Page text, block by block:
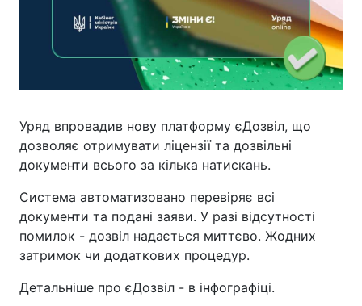
Уряд впровадив нову платформу єДозвіл, що
дозволяє отримувати ліцензії та дозвільні
документи всього за кілька натискань.
Система автоматизовано перевіряє всі
документи та подані заяви. У разі відсутності
помилок - дозвіл надається миттєво. Жодних
затримок чи додаткових процедур.
Детальніше про єДозвіл - в інфографіці.